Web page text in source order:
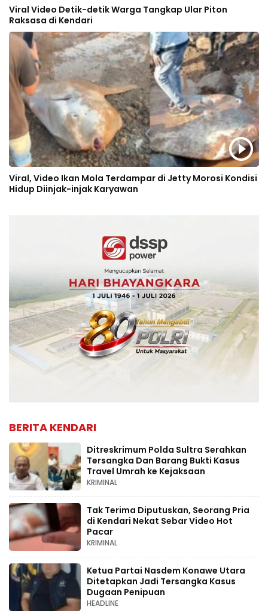
Viral Video Detik-detik Warga Tangkap Ular Piton
Raksasa di Kendari
Viral, Video Ikan Mola Terdampar di Jetty Morosi Kondisi
Hidup Diinjak-injak Karyawan
BERITA KENDARI
Ditreskrimum Polda Sultra Serahkan
Tersangka Dan Barang Bukti Kasus
Travel Umrah ke Kejaksaan
KRIMINAL
Tak Terima Diputuskan, Seorang Pria
di Kendari Nekat Sebar Video Hot
Pacar
KRIMINAL
Ketua Partai Nasdem Konawe Utara
Ditetapkan Jadi Tersangka Kasus
Dugaan Penipuan
HEADLINE